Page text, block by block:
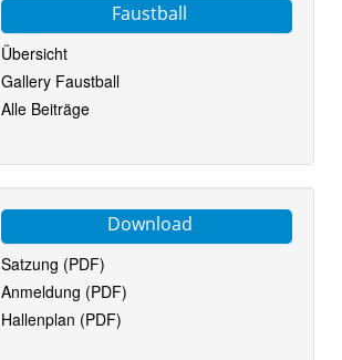
Faustball
Übersicht
Gallery Faustball
Alle Beiträge
Download
Satzung (PDF)
Anmeldung (PDF)
Hallenplan (PDF)